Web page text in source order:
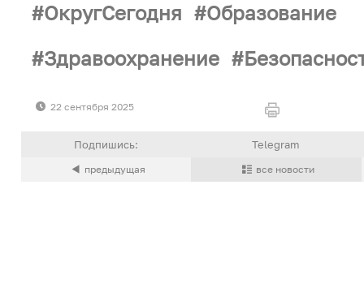
ОкругСегодня
Образование
Здравоохранение
22 сентября 2025